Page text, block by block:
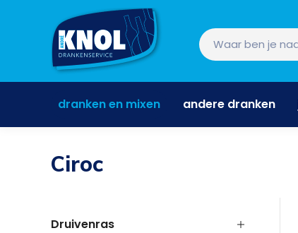
dranken en mixen andere dranken
Ciroc
Druivenras
dranken en mixen